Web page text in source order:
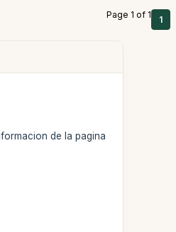
Page 1 of 1 1
de la pagina